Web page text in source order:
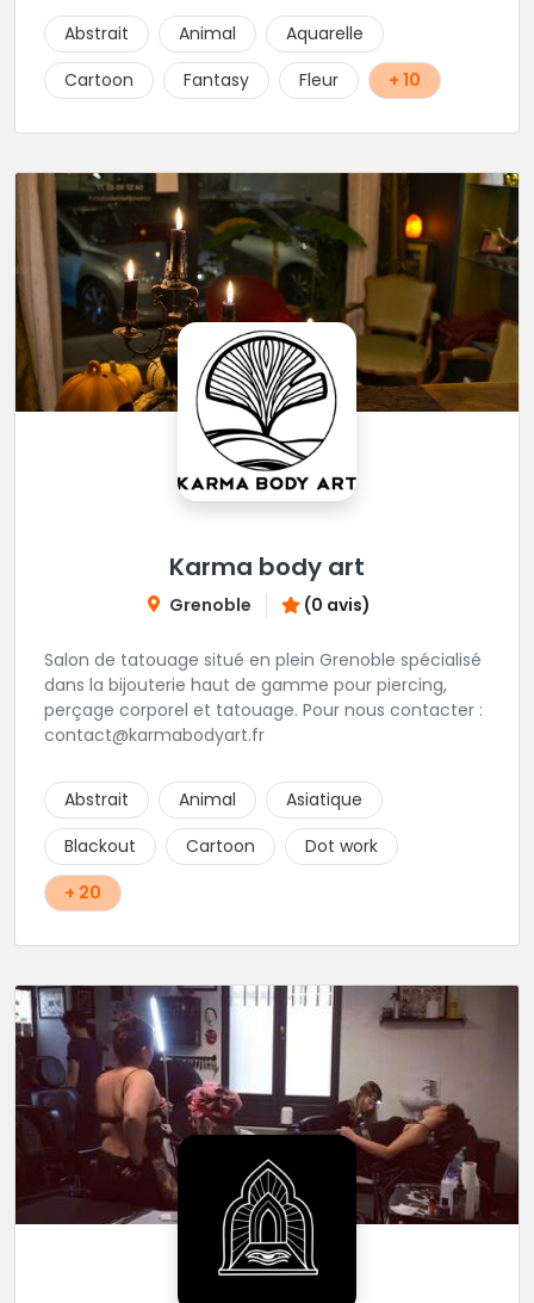
Abstrait
Animal
Aquarelle
Cartoon
Fantasy Fleur + 10
Karma body art
Grenoble (0 avis)
Salon de tatouage situé en plein Grenoble spécialisé
dans la bijouterie haut de gamme pour piercing,
perçage corporel et tatouage. Pour nous contacter :
contact@karmabodyart.fr
Abstrait Animal
Asiatique
Blackout
Cartoon
Dot work
+ 20